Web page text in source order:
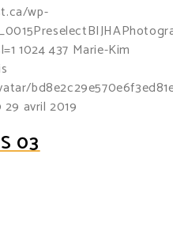
wp-
1024437 Marie-Kim
29 avril 2019
03